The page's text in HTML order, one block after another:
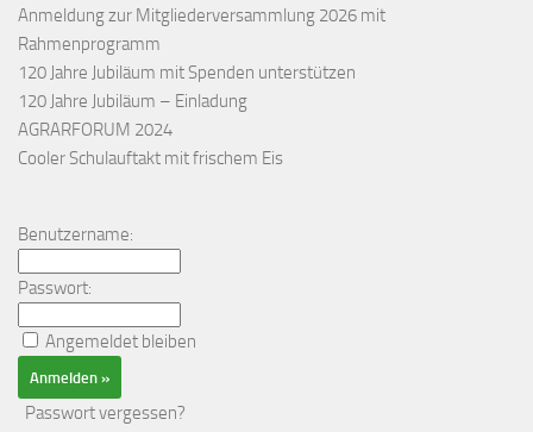
Anmeldung zur Mitgliederversammlung 2026 mit
Rahmenprogramm
120 Jahre Jubiläum mit Spenden unterstützen
120 Jahre Jubiläum – Einladung
AGRARFORUM 2024
Cooler Schulauftakt mit frischem Eis
Benutzername:
Passwort:
Angemeldet bleiben
Passwort vergessen?